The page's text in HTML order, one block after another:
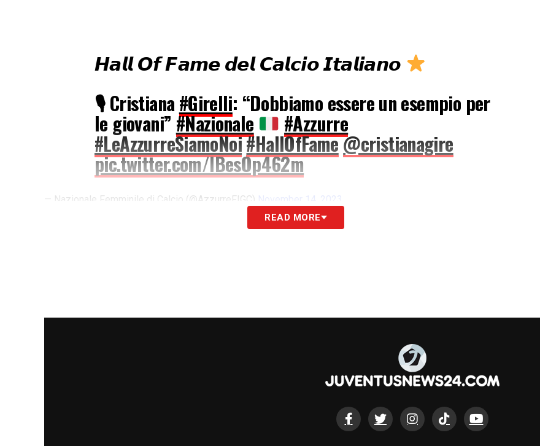
𝙃𝙖𝙡𝙡 𝙊𝙛 𝙁𝙖𝙢𝙚 𝙙𝙚𝙡 𝘾𝙖𝙡𝙘𝙞𝙤 𝙄𝙩𝙖𝙡𝙞𝙖𝙣𝙤
🎙 Cristiana #Girelli: “Dobbiamo essere un esempio per
le giovani” #Nazionale #Azzurre
#LeAzzurreSiamoNoi#HallOfFame@cristianagire
pic.twitter.com/IBesOp462m
— Nazionale Femminile di Calcio (@AzzurreFIGC) November 14, 2023
Queste le dichiarazioni dell’attaccante dellaJuventus Women
dobbiamo puntare perché il nostro movimento continui a crescere».
Mi sento di essere molto responsabile.
Qualsiasi bambina che inizia a giocare prende come punto di riferimento noi ragazze che
giochiamo in Nazionale da tempo. Per me è solo un motivo in più per far meglio ».
L’obiettivo è sempre quello di migliorare e,
READ MORE